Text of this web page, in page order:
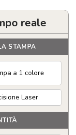
reale
STAMPA
a 1 colore
Laser